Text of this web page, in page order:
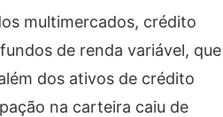
multimercados, crédito
de renda variável, que
dos ativos de crédito
na carteira caiu de